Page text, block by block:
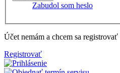
Zabudol som heslo
Účet nemám a chcem sa registrovať
Registrovať